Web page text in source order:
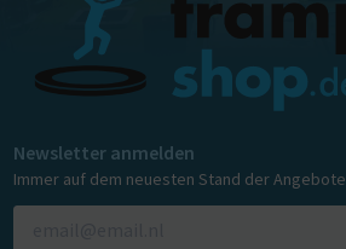
Newsletter anmelden
Immer auf dem neuesten Stand der Angebote